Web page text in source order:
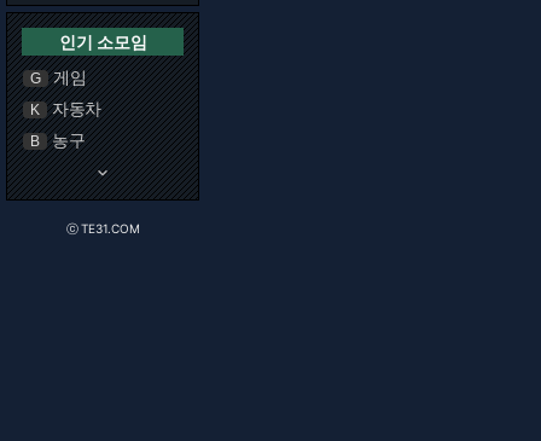
인기 소모임
G 게임
K 자동차
B 농구
keyboard_arrow_down
ⓒ TE31.COM